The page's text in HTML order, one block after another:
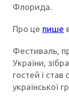
Флорида.
Про це пише
Фестиваль,
України,
гостей і
української